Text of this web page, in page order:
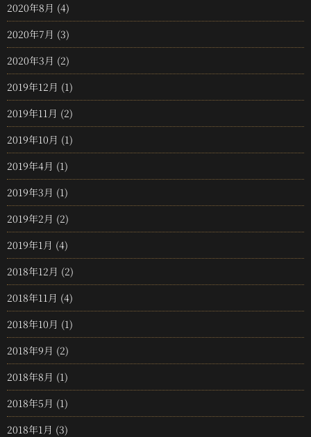
2020年8月 (4)
2020年7月 (3)
2020年3月 (2)
2019年12月 (1)
2019年11月 (2)
2019年10月 (1)
2019年4月 (1)
2019年3月 (1)
2019年2月 (2)
2019年1月 (4)
2018年12月 (2)
2018年11月 (4)
2018年10月 (1)
2018年9月 (2)
2018年8月 (1)
2018年5月 (1)
2018年1月 (3)